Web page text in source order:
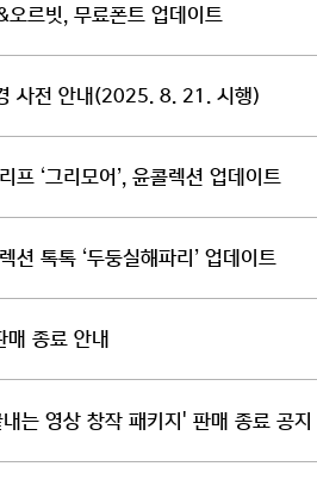
르빗, 무료폰트 업데이트
사전 안내(2025. 8. 21. 시행)
프 ‘그리모어’, 윤콜렉션 업데이트
톡톡 ‘두둥실해파리’ 업데이트
매 종료 안내
는 영상 창작 패키지' 판매 종료 공지